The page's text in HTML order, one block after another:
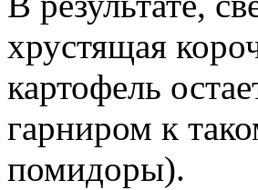
хрустящая
картофель
гарниром к
помидоры).